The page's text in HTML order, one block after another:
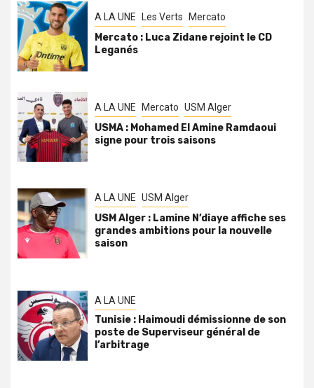
A LA UNE Les Verts Mercato
Mercato : Luca Zidane rejoint le CD
Leganés
A LA UNE Mercato USM Alger
USMA : Mohamed El Amine Ramdaoui
signe pour trois saisons
A LA UNE USM Alger
USM Alger : Lamine N’diaye affiche ses
grandes ambitions pour la nouvelle
saison
A LA UNE
Tunisie : Haimoudi démissionne de son
poste de Superviseur général de
l’arbitrage